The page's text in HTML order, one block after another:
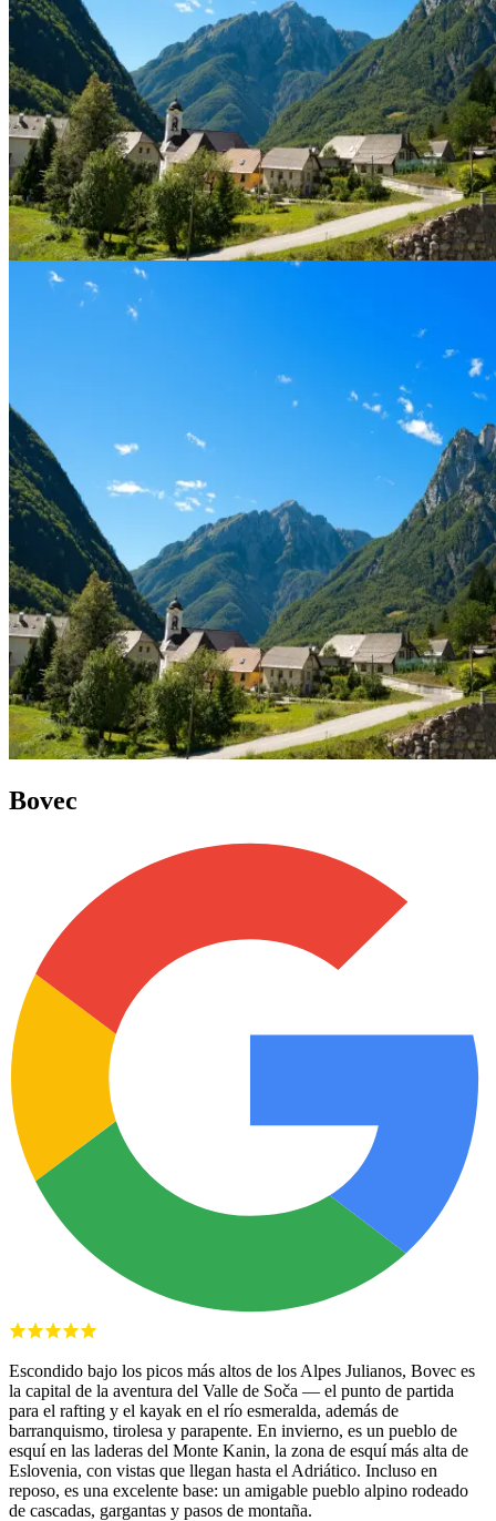
Bovec
Escondido bajo los picos más altos de los Alpes Julianos, Bovec es
la capital de la aventura del Valle de Soča — el punto de partida
para el rafting y el kayak en el río esmeralda, además de
barranquismo, tirolesa y parapente. En invierno, es un pueblo de
esquí en las laderas del Monte Kanin, la zona de esquí más alta de
Eslovenia, con vistas que llegan hasta el Adriático. Incluso en
reposo, es una excelente base: un amigable pueblo alpino rodeado
de cascadas, gargantas y pasos de montaña.